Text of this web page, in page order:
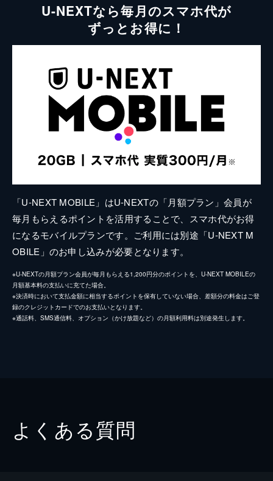
U-NEXTなら毎月のスマホ代が
ずっとお得に！
「U-NEXT MOBILE」はU-NEXTの「月額プラン」会員が
毎月もらえるポイントを活用することで、スマホ代がお得
になるモバイルプランです。ご利用には別途「U-NEXT M
OBILE」のお申し込みが必要となります。
※U-NEXTの月額プラン会員が毎月もらえる1,200円分のポイントを、U-NEXT MOBILEの
月額基本料の支払いに充てた場合。
※決済時において支払金額に相当するポイントを保有していない場合、差額分の料金はご登
録のクレジットカードでのお支払いとなります。
※通話料、SMS通信料、オプション（かけ放題など）の月額利用料は別途発生します。
よくある質問